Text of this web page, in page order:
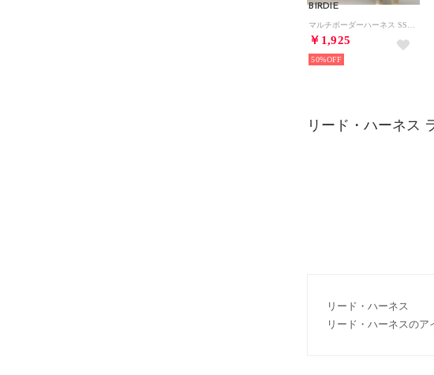
BIRDIE
￥1,925
50%
リード・ハーネス
リード・ハーネス
リード・ハーネスのア